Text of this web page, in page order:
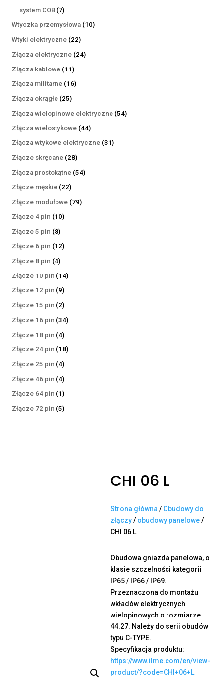
system COB 77
produktów
Wtyczka przemysłowa 1010
Wtyki elektryczne 2222
produkty
Złącza elektryczne 2424
Złącza kablowe 1111
produktów
Złącza militarne 1616
Złącza okrągłe 2525
produktów
Złącza wielopinowe elektryczne 5454
Złącza wielostykowe 4444
produkty
Złącza wtykowe elektryczne 3131
Złącze skręcane 2828
produktów
Złącza prostokątne 5454
Złącze męskie 2222
produkty
Złącze modułowe 7979
Złącze 4 pin 1010
Złącze 5 pin 88
produktów
Złącze 6 pin 1212
Złącze 8 pin 44
produkty
Złącze 10 pin 1414
Złącze 12 pin 99
produktów
Złącze 15 pin 22
produkty
Złącze 16 pin 3434
Złącze 18 pin 44
produkty
Złącze 24 pin 1818
Złącze 25 pin 44
produkty
Złącze 46 pin 44
produkty
Złącze 64 pin 11
produkt
Złącze 72 pin 55
CHI 06 L
Strona główna / Obudowy do
złączy/ obudowy panelowe/
CHI 06 L
Obudowa gniazda panelowa, o
klasie szczelności kategorii
IP65 / IP66 / IP69.
Przeznaczona do montażu
wkładów elektrycznych
wielopinowych o rozmiarze
44.27. Należy do serii obudów
typu C-TYPE.
Specyfikacja produktu:
https://www.ilme.com/en/view-
product/?code=CHI+06+L